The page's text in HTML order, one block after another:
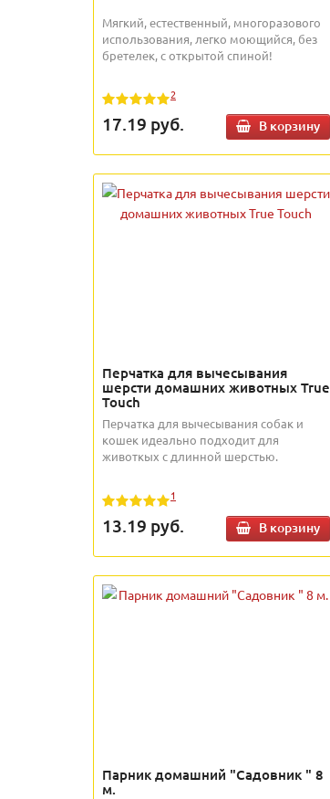
Мягкий, естественный, многоразового
использования, легко моющийся, без
бретелек, с открытой спиной!
2
17.19 руб. В корзину
Перчатка для вычесывания
шерсти домашних животных True
Touch
Перчатка для вычесывания собак и
кошек идеально подходит для
животкых с длинной шерстью.
1
13.19 руб. В корзину
Парник домашний "Садовник " 8
м.